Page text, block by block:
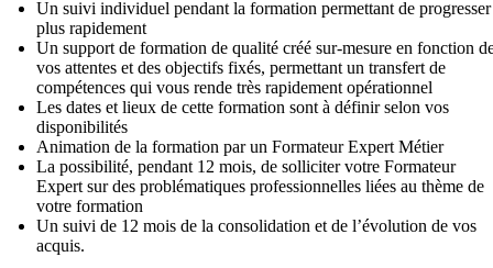
Un suivi individuel pendant la formation permettant de progresser
plus rapidement
Un support de formation de qualité créé sur-mesure en fonction
vos attentes et des objectifs fixés, permettant un transfert de
compétences qui vous rende très rapidement opérationnel
Les dates et lieux de cette formation sont à définir selon vos
disponibilités
Animation de la formation par un Formateur Expert Métier
La possibilité, pendant 12 mois, de solliciter votre Formateur
Expert sur des problématiques professionnelles liées au thème de
votre formation
Un suivi de 12 mois de la consolidation et de l’évolution de vos
acquis.